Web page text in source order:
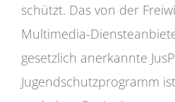
schützt. Das von der
Multimedia-
gesetzlich anerkannte
Jugendschutzprogramm